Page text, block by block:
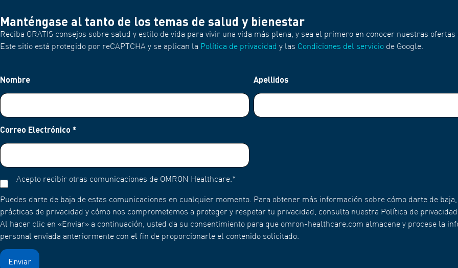
Manténgase al tanto de los temas de salud y bienestar
Reciba GRATIS consejos sobre salud y estilo de vida para vivir una vida más plena, y sea el primero en conocer nuestras ofertas
Este sitio está protegido por reCAPTCHA y se aplican la Política de privacidad y las Condiciones del servicio de Google.
Nombre Apellidos
Correo Electrónico *
Acepto recibir otras comunicaciones de OMRON Healthcare.*
Puedes darte de baja de estas comunicaciones en cualquier momento. Para obtener más información sobre cómo darte de
prácticas de privacidad y cómo nos comprometemos a proteger y respetar tu privacidad, consulta nuestra Política de
Al hacer clic en «Enviar» a continuación, usted da su consentimiento para que omron-healthcare.com almacene y procese la
personal enviada anteriormente con el fin de proporcionarle el contenido solicitado.